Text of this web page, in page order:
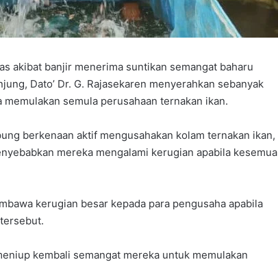
akibat banjir menerima suntikan semangat baharu
Dato’ Dr. G. Rajasekaren menyerahkan sebanyak
semula perusahaan ternakan ikan.
berkenaan aktif mengusahakan kolam ternakan ikan,
mereka mengalami kerugian apabila kesemua
kerugian besar kepada para pengusaha apabila
kembali semangat mereka untuk memulakan